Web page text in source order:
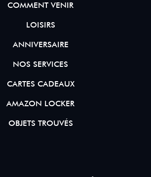
COMMENT VENIR
LOISIRS
ANNIVERSAIRE
NOS SERVICES
CARTES CADEAUX
AMAZON LOCKER
OBJETS TROUVÉS